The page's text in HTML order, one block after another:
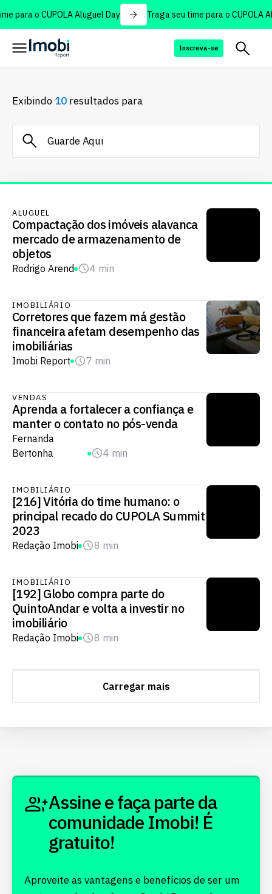
para o CUPOLA Aluguel Day Traga seu time para o CUPOLA
Inscreva-se
Exibindo 10 resultados para
ALUGUEL
Compactação dos imóveis alavanca
mercado de armazenamento de
objetos
Rodrigo Arend 4 min
IMOBILIÁRIO
Corretores que fazem má gestão
financeira afetam desempenho das
imobiliárias
Imobi Report 7 min
VENDAS
Aprenda a fortalecer a confiança e
manter o contato no pós-venda
Fernanda
Bertonha
4 min
IMOBILIÁRIO
[216] Vitória do time humano: o
principal recado do CUPOLA Summit
2023
Redação Imobi 8 min
IMOBILIÁRIO
[192] Globo compra parte do
QuintoAndar e volta a investir no
imobiliário
Redação Imobi 8 min
Carregar mais
Assine e faça parte da
comunidade Imobi! É
gratuito!
Aproveite as vantagens e benefícios de ser um